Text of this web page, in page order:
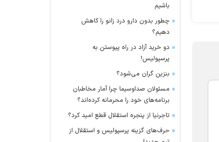
باشیم
چطور بدون دارو درد زانو را کاهش
دهیم؟
دو خرید آزاد در راه پیوستن به
پرسپولیس!
بنزین گران می‌شود؟
مسئولان صداوسیما چرا آمار مخاطبان
برنامه‌های خود را محرمانه کرده‌اند؟
تاجرنیا از پنجره استقلال قطع امید کرد؟
حرف‌های گزینه پرسپولیس و استقلال از